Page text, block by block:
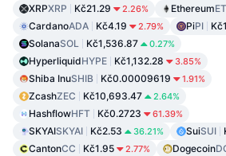
XRPXRP Kč21.29 2.26% Ethereum
CardanoADA Kč4.19 2.79% PiPI
SolanaSOL Kč1,536.87 0.27%
HyperliquidHYPE Kč1,132.28 3.85%
Shiba InuSHIB Kč0.00009619 1.91%
ZcashZEC Kč10,693.47 2.64%
HashflowHFT Kč0.2723 61.39%
SKYAISKYAI Kč2.53 36.21% SuiSUI
CantonCC Kč1.95 2.77% Dogecoin